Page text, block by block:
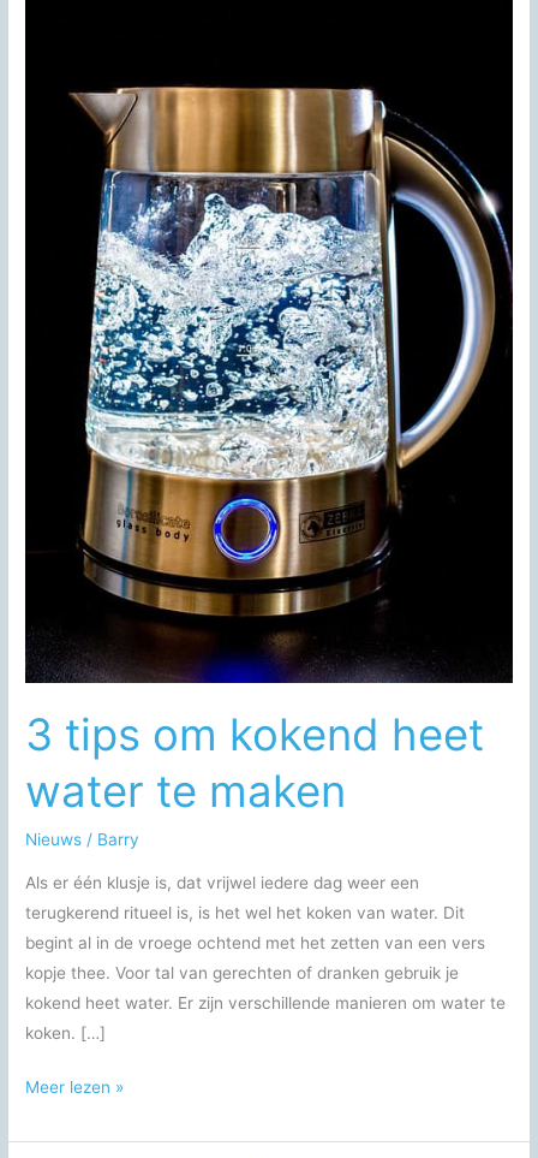
3 tips om kokend heet
water te maken
Nieuws / Barry
Als er één klusje is, dat vrijwel iedere dag weer een
terugkerend ritueel is, is het wel het koken van water. Dit
begint al in de vroege ochtend met het zetten van een vers
kopje thee. Voor tal van gerechten of dranken gebruik je
kokend heet water. Er zijn verschillende manieren om water te
koken. […]
3
om
Meer lezen »